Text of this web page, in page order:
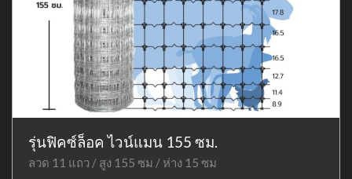
รุ่นฟิคซ์ล็อค ไวน์แมน 155 ซม.
ลวด 11 แถว / สูง 155 ซม / ห่าง 15 ซม